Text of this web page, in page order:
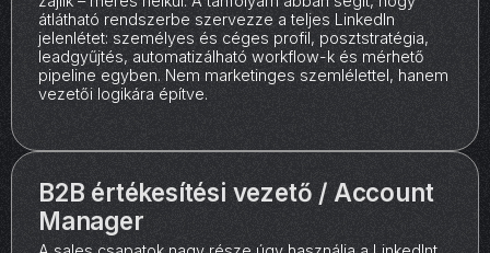
átlátható rendszerbe szervezze a teljes LinkedIn
jelenlétet: személyes és céges profil, posztstratégia,
leadgyűjtés, automatizálható workflow-k és mérhető
pipeline egyben. Nem marketinges szemlélettel, hanem
vezetői logikára építve.
B2B értékesítési vezető / Account
Manager